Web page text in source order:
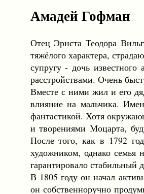
Амадей Гофман
Отец Эрнста Теодора
тяжёлого характера,
супругу - дочь известного
расстройствами. Очень
Вместе с ними жил и его
влияние на мальчика.
фантастикой. Хотя
и творениями Моцарта,
После того, как в 1792
художником, однако семья
гарантировало стабильный
В 1805 году он начал
он собственноручно